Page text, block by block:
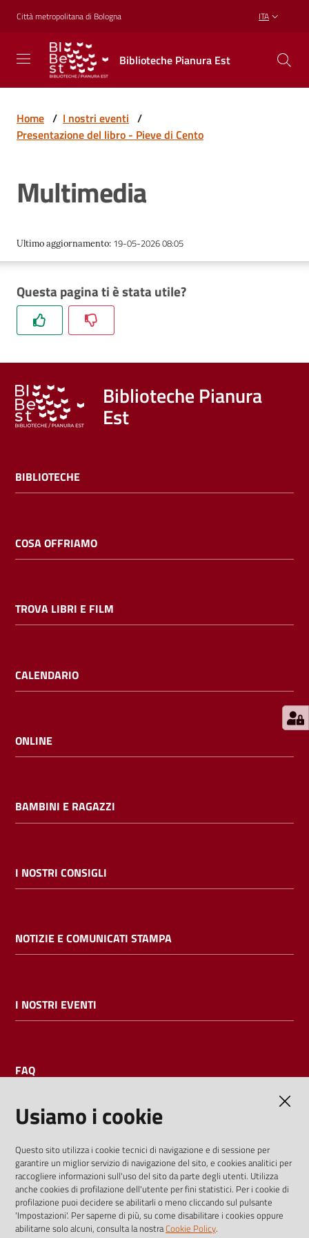
Vai al contenuto
Vai alla navigazione
Vai al footer
Città metropolitana di Bologna ITA
Biblioteche Pianura Est
Biblioteche
Pianura
Est
CREARE,
RICREARSI
Biblioteche
Cosa
Trova
libri
film
Calendario
Bambini
E
l
i
cataloghi
bibliotecario
Home / I nostri eventi /
Presentazione del libro - Pieve di Cento
Multimedia
Ultimo aggiornamento: 19-05-2026 08:05
Questa pagina ti è stata utile?
Biblioteche Pianura
Est
BIBLIOTECHE
COSA OFFRIAMO
TROVA LIBRI E FILM
CALENDARIO
ONLINE
BAMBINI E RAGAZZI
I NOSTRI CONSIGLI
NOTIZIE E COMUNICATI STAMPA
I NOSTRI EVENTI
FAQ
I dati personali pubblicati sono riutilizzabili solo alle condizioni
previste dalla direttiva comunitaria 2003/98/CE e dal d.lgs.
36/2006
Usiamo i cookie
Questo sito utilizza i cookie tecnici di navigazione e di sessione per
garantire un miglior servizio di navigazione del sito, e cookies analitici per
raccogliere informazioni sull'uso del sito da parte degli utenti. Utilizza
anche cookies di profilazione dell'utente per fini statistici. Per i cookie di
profilazione puoi decidere se abilitarli o meno cliccando sul pulsante
'Impostazioni'. Per saperne di più, su come disabilitare i cookies oppure
abilitarne solo alcuni, consulta la nostraCookie Policy.